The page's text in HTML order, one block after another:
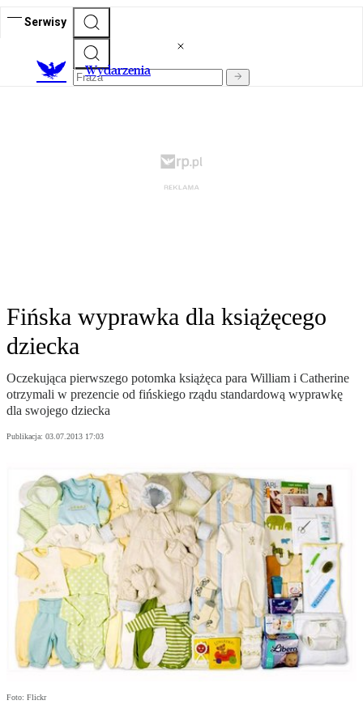
Serwisy
Wydarzenia
Fińska wyprawka dla książęcego
dziecka
Oczekująca pierwszego potomka książęca para William i Catherine
otrzymali w prezencie od fińskiego rządu standardową wyprawkę
dla swojego dziecka
Publikacja: 03.07.2013 17:03
Foto: Flickr